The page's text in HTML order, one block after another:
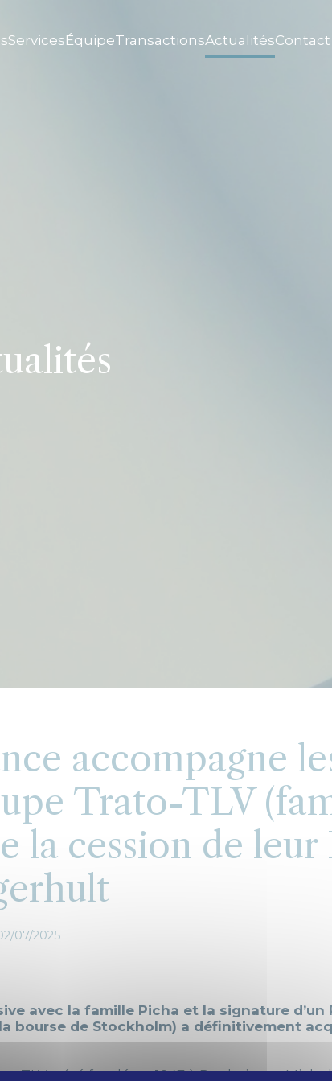
ServicesÉquipeTransactionsActualitésContact
accompagne
Trato-TLV
la cession de
07/2025
avec la famille Picha et la signature d’un
bourse de Stockholm) a définitivement
TLV a été fondé en 1947 à Roubaix par